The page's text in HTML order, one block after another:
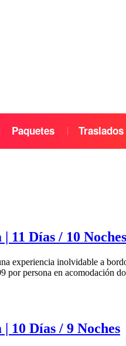
Paquetes Traslados
11 Días / 10 Noches
experiencia inolvidable a
por persona en acomodación
10 Días / 9 Noches